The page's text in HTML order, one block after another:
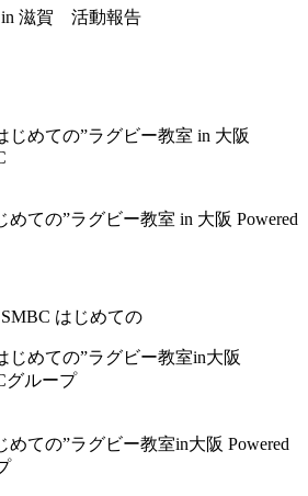
in 滋賀 活動報告
めての”ラグビー教室 in 大阪 Powered
SMBC はじめての
めての”ラグビー教室in大阪 Powered